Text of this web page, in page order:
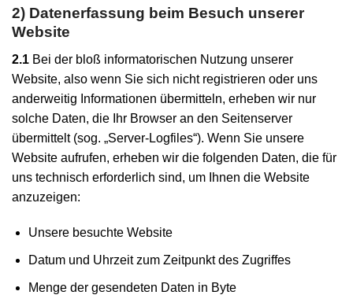
2) Datenerfassung beim Besuch unserer
Website
2.1 Bei der bloß informatorischen Nutzung unserer
Website, also wenn Sie sich nicht registrieren oder uns
anderweitig Informationen übermitteln, erheben wir nur
solche Daten, die Ihr Browser an den Seitenserver
übermittelt (sog. „Server-Logfiles“). Wenn Sie unsere
Website aufrufen, erheben wir die folgenden Daten, die für
uns technisch erforderlich sind, um Ihnen die Website
anzuzeigen:
Unsere besuchte Website
Datum und Uhrzeit zum Zeitpunkt des Zugriffes
Menge der gesendeten Daten in Byte